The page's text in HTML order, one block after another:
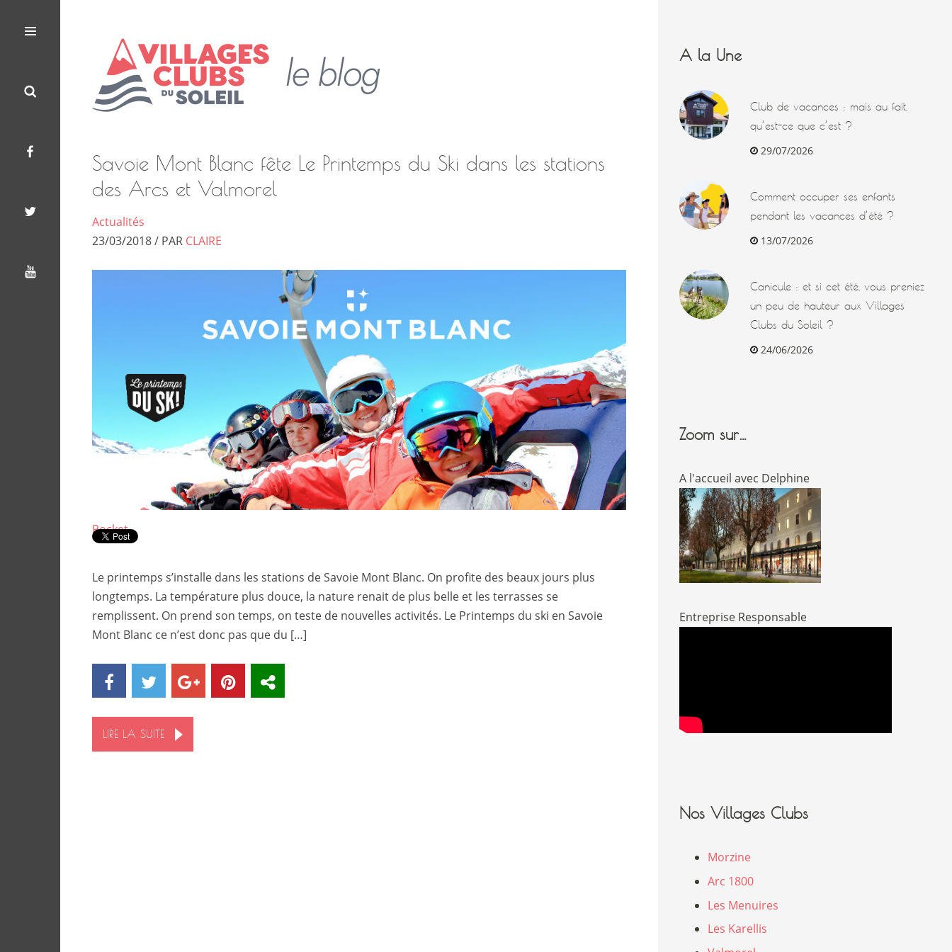
Menu
Search
Facebook
Twitter
Youtube
Villages
Soleil
des
Savoie Mont Blanc fête Le Printemps du Ski dans les stations
des Arcs et Valmorel
Actualités
23/03/2018 / PAR CLAIRE
Pocket
Le printemps s’installe dans les stations de Savoie Mont Blanc. On profite des beaux jours plus
longtemps. La température plus douce, la nature renait de plus belle et les terrasses se
remplissent. On prend son temps, on teste de nouvelles activités. Le Printemps du ski en Savoie
Mont Blanc ce n’est donc pas que du […]
LIRE LA SUITE
A la Une
Club de vacances : mais au fait,
qu’est-ce que c’est ?
29/07/2026
Comment occuper ses enfants
pendant les vacances d’été ?
13/07/2026
Canicule : et si cet été, vous preniez
un peu de hauteur aux Villages
Clubs du Soleil ?
24/06/2026
Zoom sur…
A l'accueil avec Delphine
Entreprise Responsable
Nos Villages Clubs
Morzine
Arc 1800
Les Menuires
Les Karellis